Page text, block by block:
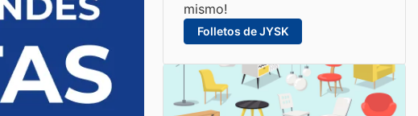
mismo!
Folletos de JYSK